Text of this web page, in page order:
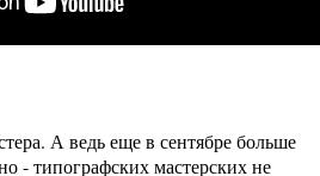
А ведь еще в сентябре больше
- типографских мастерских не